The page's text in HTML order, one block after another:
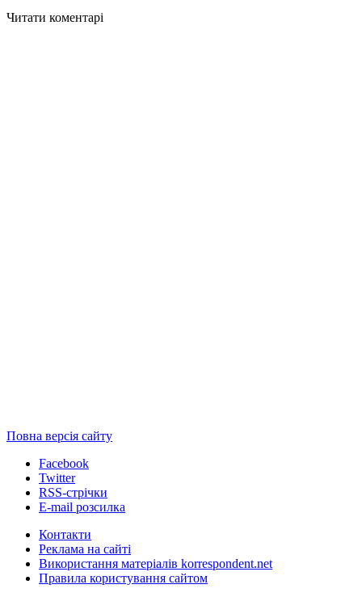
Читати коментарі
Повна версія сайту
Facebook
Twitter
RSS-стрічки
E-mail розсилка
Контакти
Реклама на сайті
Використання матеріалів korrespondent.net
Правила користування сайтом